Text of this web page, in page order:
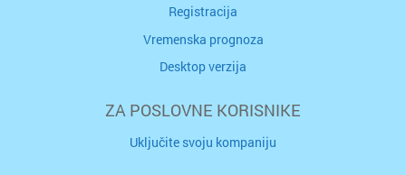
Registracija
Vremenska prognoza
Desktop verzija
ZA POSLOVNE KORISNIKE
Uključite svoju kompaniju